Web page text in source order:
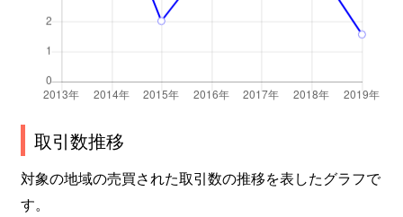
取引数推移
対象の地域の売買された取引数の推移を表したグラフで
す。